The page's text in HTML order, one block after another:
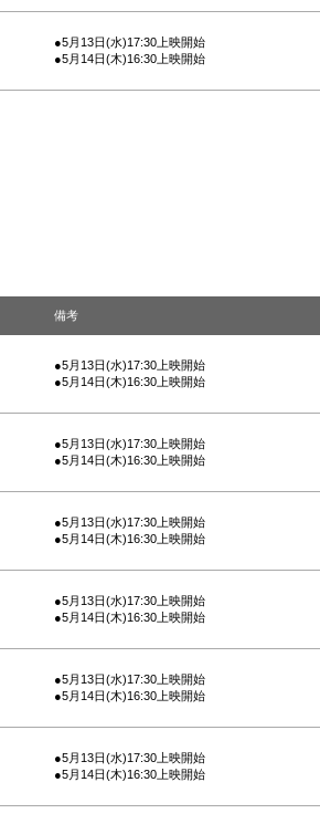
●5月13日(水)17:30上映開始
●5月14日(木)16:30上映開始
備考
●5月13日(水)17:30上映開始
●5月14日(木)16:30上映開始
●5月13日(水)17:30上映開始
●5月14日(木)16:30上映開始
●5月13日(水)17:30上映開始
●5月14日(木)16:30上映開始
●5月13日(水)17:30上映開始
●5月14日(木)16:30上映開始
●5月13日(水)17:30上映開始
●5月14日(木)16:30上映開始
●5月13日(水)17:30上映開始
●5月14日(木)16:30上映開始